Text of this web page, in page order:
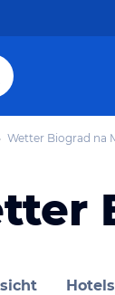
Wetter Biograd na
Hotels